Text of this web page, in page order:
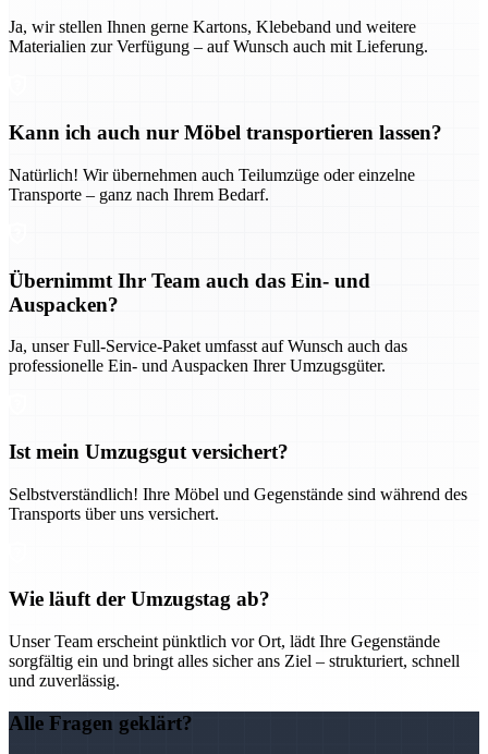
Ja, wir stellen Ihnen gerne Kartons, Klebeband und weitere
Materialien zur Verfügung – auf Wunsch auch mit Lieferung.
Kann ich auch nur Möbel transportieren lassen?
Natürlich! Wir übernehmen auch Teilumzüge oder einzelne
Transporte – ganz nach Ihrem Bedarf.
Übernimmt Ihr Team auch das Ein- und
Auspacken?
Ja, unser Full-Service-Paket umfasst auf Wunsch auch das
professionelle Ein- und Auspacken Ihrer Umzugsgüter.
Ist mein Umzugsgut versichert?
Selbstverständlich! Ihre Möbel und Gegenstände sind während des
Transports über uns versichert.
Wie läuft der Umzugstag ab?
Unser Team erscheint pünktlich vor Ort, lädt Ihre Gegenstände
sorgfältig ein und bringt alles sicher ans Ziel – strukturiert, schnell
und zuverlässig.
Alle Fragen geklärt?